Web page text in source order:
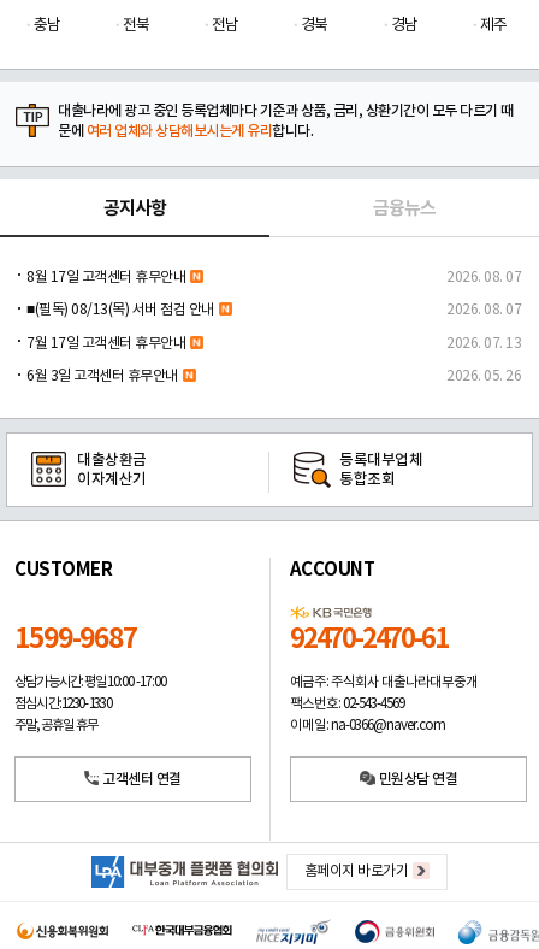
충남
전북 전남 경북 경남 제주
대출나라에 광고 중인 등록업체마다 기준과 상품, 금리, 상환기간이 모두 다르기 때
문에 여러 업체와 상담해보시는게 유리합니다.
공지사항 금융뉴스
8월 17일 고객센터 휴무안내 2026. 08. 07
■(필독) 08/13(목) 서버 점검 안내 2026. 08. 07
7월 17일 고객센터 휴무안내 2026. 07. 13
6월 3일 고객센터 휴무안내 2026. 05. 26
대출상환금
이자계산기
등록대부업체
통합조회
CUSTOMER
1599-9687
상담가능시간: 평일10:00 -17:00
점심시간: 12:30 - 13:30
주말, 공휴일 휴무
고객센터 연결
ACCOUNT
92470-2470-61
예금주: 주식회사 대출나라대부중개
팩스번호: 02-543-4569
이메일: na-0366@naver.com
민원상담 연결
홈페이지 바로가기